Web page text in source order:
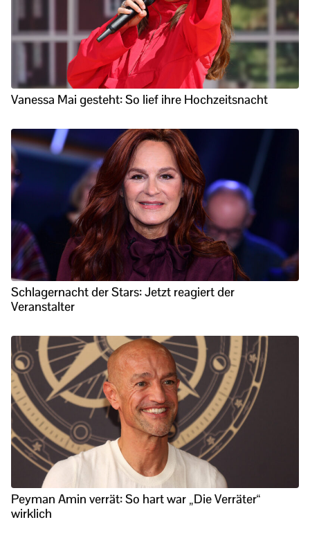
Vanessa Mai gesteht: So lief ihre Hochzeitsnacht
Schlagernacht der Stars: Jetzt reagiert der
Veranstalter
Peyman Amin verrät: So hart war „Die Verräter“
wirklich